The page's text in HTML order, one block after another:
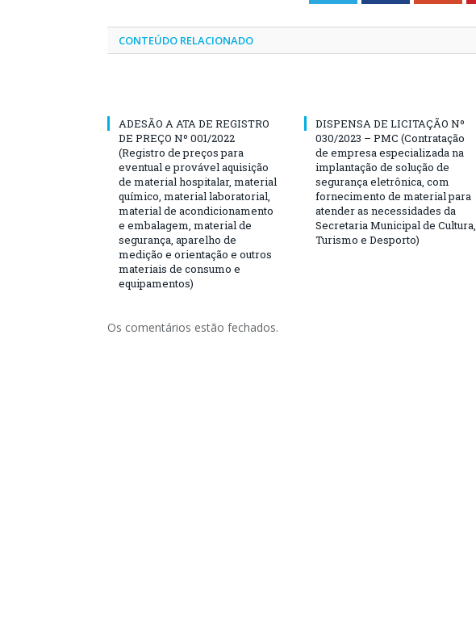
CONTEÚDO RELACIONADO
ADESÃO A ATA DE REGISTRO
DE PREÇO Nº 001/2022
(Registro de preços para
eventual e provável aquisição
de material hospitalar, material
químico, material laboratorial,
material de acondicionamento
e embalagem, material de
segurança, aparelho de
medição e orientação e outros
materiais de consumo e
equipamentos)
DISPENSA DE LICITAÇÃO Nº
030/2023 – PMC (Contratação
de empresa especializada na
implantação de solução de
segurança eletrônica, com
fornecimento de material para
atender as necessidades da
Secretaria Municipal de Cultura,
Turismo e Desporto)
Os comentários estão fechados.